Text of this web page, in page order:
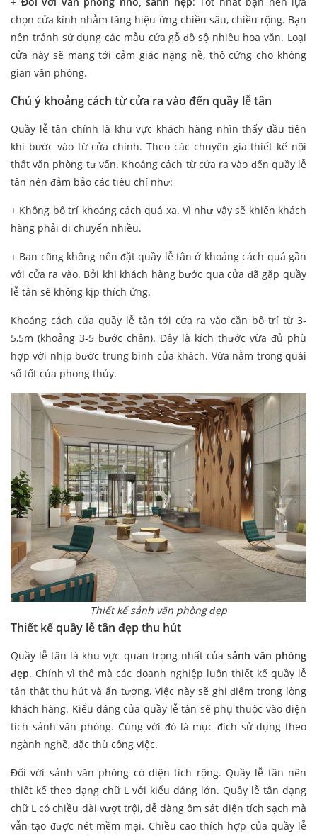
chọn cửa kính nhằm tăng hiệu ứng chiều sâu, chiều rộng. Bạn
nên tránh sử dụng các mẫu cửa gỗ đồ sộ nhiều hoa văn. Loại
cửa này sẽ mang tới cảm giác nặng nề, thô cứng cho không
gian văn phòng.
Chú ý khoảng cách từ cửa ra vào đến quầy lễ tân
Quầy lễ tân chính là khu vực khách hàng nhìn thấy đầu tiên
khi bước vào từ cửa chính. Theo các chuyên gia thiết kế nội
thất văn phòng tư vấn. Khoảng cách từ cửa ra vào đến quầy lễ
tân nên đảm bảo các tiêu chí như:
+ Không bố trí khoảng cách quá xa. Vì như vậy sẽ khiến khách
hàng phải di chuyển nhiều.
+ Bạn cũng không nên đặt quầy lễ tân ở khoảng cách quá gần
với cửa ra vào. Bởi khi khách hàng bước qua cửa đã gặp quầy
lễ tân sẽ không kịp thích ứng.
Khoảng cách của quầy lễ tân tới cửa ra vào cần bố trí từ 3-
5,5m (khoảng 3-5 bước chân). Đây là kích thước vừa đủ phù
hợp với nhịp bước trung bình của khách. Vừa nằm trong quái
số tốt của phong thủy.
Thiết kế sảnh văn phòng đẹp
Thiết kế quầy lễ tân đẹp thu hút
Quầy lễ tân là khu vực quan trọng nhất của sảnh văn phòng
đẹp. Chính vì thế mà các doanh nghiệp luôn thiết kế quầy lễ
tân thật thu hút và ấn tượng. Việc này sẽ ghi điểm trong lòng
khách hàng. Kiểu dáng của quầy lễ tân sẽ phụ thuộc vào diện
tích sảnh văn phòng. Cùng với đó là mục đích sử dụng theo
ngành nghề, đặc thù công việc.
Đối với sảnh văn phòng có diện tích rộng. Quầy lễ tân nên
thiết kế theo dạng chữ L với kiểu dáng lớn. Quầy lễ tân dạng
chữ L có chiều dài vượt trội, dễ dàng ôm sát diện tích sạch mà
vẫn tạo được nét mềm mại. Chiều cao thích hợp của quầy lễ